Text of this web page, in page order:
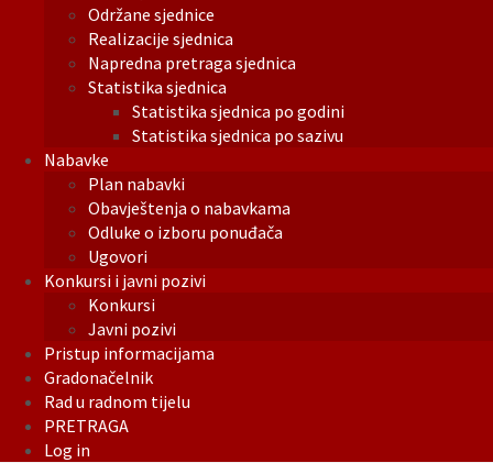
Održane sjednice
Realizacije sjednica
Napredna pretraga sjednica
Statistika sjednica
Statistika sjednica po godini
Statistika sjednica po sazivu
Nabavke
Plan nabavki
Obavještenja o nabavkama
Odluke o izboru ponuđača
Ugovori
Konkursi i javni pozivi
Konkursi
Javni pozivi
Pristup informacijama
Gradonačelnik
Rad u radnom tijelu
PRETRAGA
Log in